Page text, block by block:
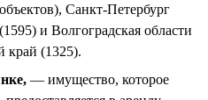
Санкт-Петербург
и Волгоградская области
край (1325).
— имущество, которое